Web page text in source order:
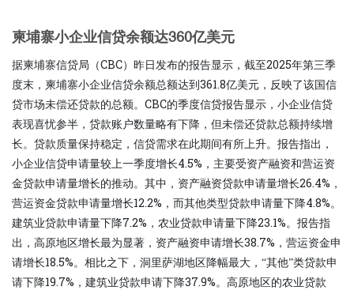
柬埔寨小企业信贷余额达360亿美元
据柬埔寨信贷局（CBC）昨日发布的报告显示，截至2025年第三季
度末，柬埔寨小企业信贷余额总额达到361.8亿美元，反映了该国信
贷市场未偿还贷款的总额。CBC的季度信贷报告显示，小企业信贷
表现喜忧参半，贷款账户数量略有下降，但未偿还贷​​款总额持续增
长。贷款质量保持稳定，信贷需求在此期间有所上升。报告指出，
小企业信贷申请量较上一季度增长4.5%，主要受资产融资和营运资
金贷款申请量增长的推动。其中，资产融资贷款申请量增长26.4%，
营运资金贷款申请量增长12.2%，而其他类型贷款申请量下降4.8%。
建筑业贷款申请量下降7.2%，农业贷款申请量下降23.1%。报告指
出，高原地区增长最为显著，资产融资申请增长38.7%，营运资金申
请增长18.5%。相比之下，洞里萨湖地区降幅最大，“其他”类贷款申
请下降19.7%，建筑业贷款申请下降37.9%。高原地区的农业贷款